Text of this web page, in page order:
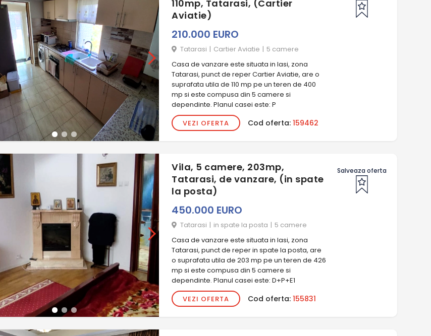
110mp, Tatarasi, (Cartier
Aviatie)
210.000 EURO
Tatarasi | Cartier Aviatie | 5 camere
Casa de vanzare este situata in Iasi, zona
Tatarasi, punct de reper Cartier Aviatie, are o
suprafata utila de 110 mp pe un teren de 400
mp si este compusa din 5 camere si
dependinte. Planul casei este: P
VEZI OFERTA
Cod oferta:159462
Vila, 5 camere, 203mp,
Tatarasi, de vanzare, (in spate
la posta)
450.000 EURO
Tatarasi | in spate la posta | 5 camere
Casa de vanzare este situata in Iasi, zona
Tatarasi, punct de reper in spate la posta, are
o suprafata utila de 203 mp pe un teren de 426
mp si este compusa din 5 camere si
dependinte. Planul casei este: D+P+E1
VEZI OFERTA
Cod oferta:155831
Salveaza oferta